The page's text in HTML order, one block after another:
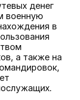
денег
военную
в
а также на